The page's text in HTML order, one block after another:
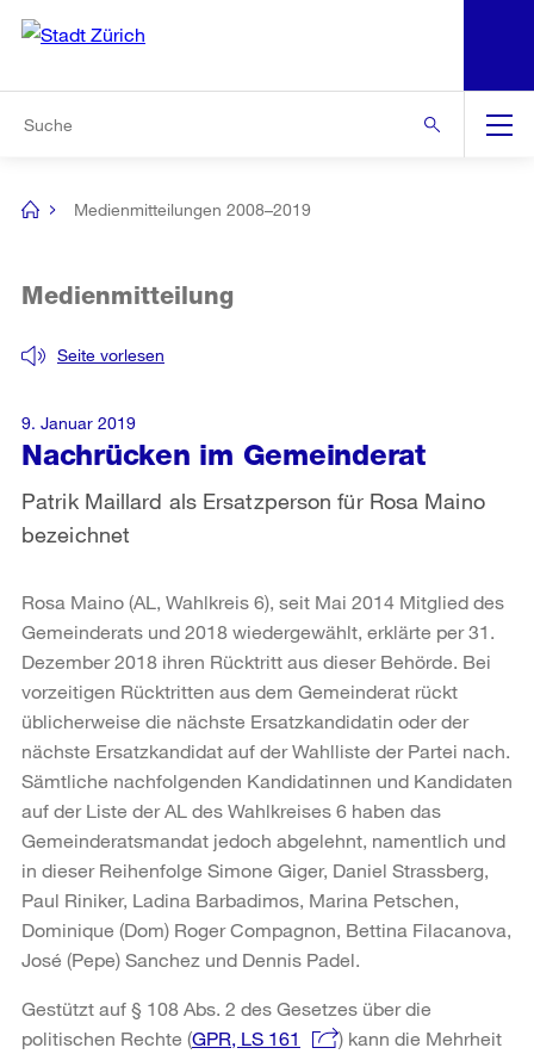
Navigation
[no
Medienmitteilungen 2008–2019
Nachrücken im Gemeinderat
Seite vorlesen
Medienmitteilung
Patrik Maillard als Ersatzperson für Rosa Maino
bezeichnet
9. Januar 2019
Rosa Maino (AL, Wahlkreis 6), seit Mai 2014 Mitglied des
Gemeinderats und 2018 wiedergewählt, erklärte per 31.
Dezember 2018 ihren Rücktritt aus dieser Behörde. Bei
vorzeitigen Rücktritten aus dem Gemeinderat rückt
üblicherweise die nächste Ersatzkandidatin oder der
nächste Ersatzkandidat auf der Wahlliste der Partei nach.
Sämtliche nachfolgenden Kandidatinnen und Kandidaten
auf der Liste der AL des Wahlkreises 6 haben das
Gemeinderatsmandat jedoch abgelehnt, namentlich und
in dieser Reihenfolge Simone Giger, Daniel Strassberg,
Paul Riniker, Ladina Barbadimos, Marina Petschen,
Dominique (Dom) Roger Compagnon, Bettina Filacanova,
José (Pepe) Sanchez und Dennis Padel.
Gestützt auf § 108 Abs. 2 des Gesetzes über die
politischen Rechte (GPR, LS 161
) kann die Mehrheit